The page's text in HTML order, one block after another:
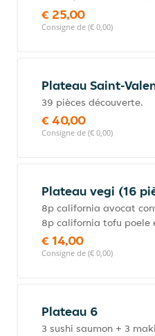
€ 25,00
Consigne de (€ 0,00)
Plateau Saint-
39 pièces découverte.
€ 40,00
Consigne de (€ 0,00)
Plateau vegi (16
8p california avocat
8p california tofu poele
€ 14,00
Consigne de (€ 0,00)
Plateau 6
3 sushi saumon + 3